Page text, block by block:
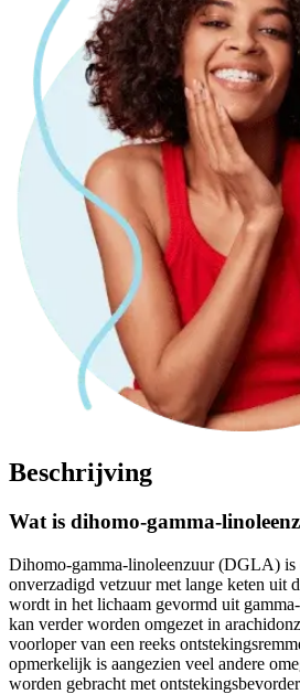
Beschrijving
Wat is dihomo-gamma-
Dihomo-gamma-linoleenzuur (DGLA) is
onverzadigd vetzuur met lange keten uit
wordt in het lichaam gevormd uit
kan verder worden omgezet in
voorloper van een reeks
opmerkelijk is aangezien veel andere
worden gebracht met